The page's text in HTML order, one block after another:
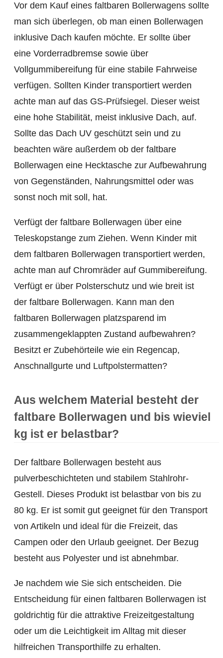
Vor dem Kauf eines faltbaren Bollerwagens sollte
man sich überlegen, ob man einen Bollerwagen
inklusive Dach kaufen möchte. Er sollte über
eine Vorderradbremse sowie über
Vollgummibereifung für eine stabile Fahrweise
verfügen. Sollten Kinder transportiert werden
achte man auf das GS-Prüfsiegel. Dieser weist
eine hohe Stabilität, meist inklusive Dach, auf.
Sollte das Dach UV geschützt sein und zu
beachten wäre außerdem ob der faltbare
Bollerwagen eine Hecktasche zur Aufbewahrung
von Gegenständen, Nahrungsmittel oder was
sonst noch mit soll, hat.
Verfügt der faltbare Bollerwagen über eine
Teleskopstange zum Ziehen. Wenn Kinder mit
dem faltbaren Bollerwagen transportiert werden,
achte man auf Chromräder auf Gummibereifung.
Verfügt er über Polsterschutz und wie breit ist
der faltbare Bollerwagen. Kann man den
faltbaren Bollerwagen platzsparend im
zusammengeklappten Zustand aufbewahren?
Besitzt er Zubehörteile wie ein Regencap,
Anschnallgurte und Luftpolstermatten?
Aus welchem Material besteht der
faltbare Bollerwagen und bis wieviel
kg ist er belastbar?
Der faltbare Bollerwagen besteht aus
pulverbeschichteten und stabilem Stahlrohr-
Gestell. Dieses Produkt ist belastbar von bis zu
80 kg. Er ist somit gut geeignet für den Transport
von Artikeln und ideal für die Freizeit, das
Campen oder den Urlaub geeignet. Der Bezug
besteht aus Polyester und ist abnehmbar.
Je nachdem wie Sie sich entscheiden. Die
Entscheidung für einen faltbaren Bollerwagen ist
goldrichtig für die attraktive Freizeitgestaltung
oder um die Leichtigkeit im Alltag mit dieser
hilfreichen Transporthilfe zu erhalten.